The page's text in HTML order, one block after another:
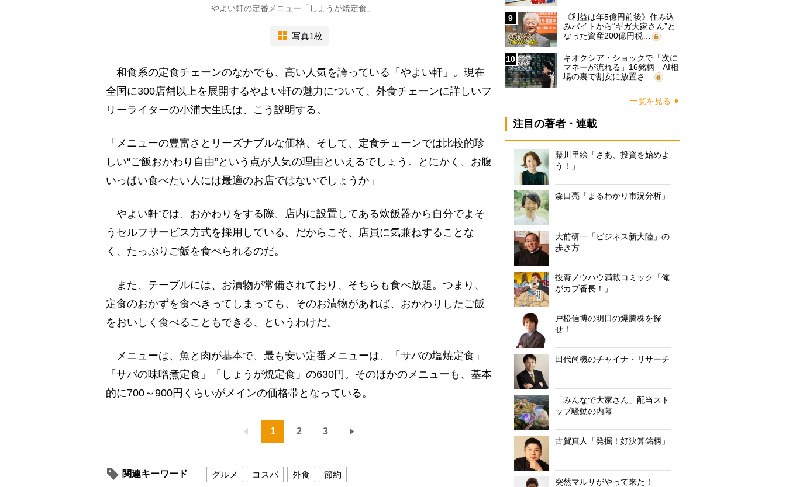
やよい軒の定番メニュー「しょうが焼定食」
写真1枚
和食系の定食チェーンのなかでも、高い人気を誇っている「やよい軒」。現在
全国に300店舗以上を展開するやよい軒の魅力について、外食チェーンに詳しいフ
リーライターの小浦大生氏は、こう説明する。
「メニューの豊富さとリーズナブルな価格、そして、定食チェーンでは比較的珍
しい“ご飯おかわり自由”という点が人気の理由といえるでしょう。とにかく、お腹
いっぱい食べたい人には最適のお店ではないでしょうか」
やよい軒では、おかわりをする際、店内に設置してある炊飯器から自分でよそ
うセルフサービス方式を採用している。だからこそ、店員に気兼ねすることな
く、たっぷりご飯を食べられるのだ。
また、テーブルには、お漬物が常備されており、そちらも食べ放題。つまり、
定食のおかずを食べきってしまっても、そのお漬物があれば、おかわりしたご飯
をおいしく食べることもできる、というわけだ。
メニューは、魚と肉が基本で、最も安い定番メニューは、「サバの塩焼定食」
「サバの味噌煮定食」「しょうが焼定食」の630円。そのほかのメニューも、基本
的に700～900円くらいがメインの価格帯となっている。
1 2 3
関連キーワード グルメ コスパ 外食 節約
9
《利益は年5億円前後》住み込
みバイトから“ギガ大家さん”と
なった資産200億円税…
10
キオクシア・ショックで「次に
マネーが流れる」16銘柄 AI相
場の裏で割安に放置さ…
一覧を見る
注目の著者・連載
藤川里絵「さあ、投資を始めよ
う！」
森口亮「まるわかり市況分析」
大前研一「ビジネス新大陸」の
歩き方
投資ノウハウ満載コミック「俺
がカブ番長！」
戸松信博の明日の爆騰株を探
せ！
田代尚機のチャイナ・リサーチ
「みんなで大家さん」配当スト
ップ騒動の内幕
古賀真人「発掘！好決算銘柄」
突然マルサがやって来た！